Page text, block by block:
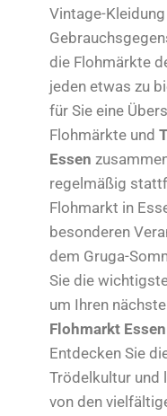
Vintage-
die Flohmärkte
jeden etwas zu
für Sie eine
Flohmärkte und
Essen
regelmäßig
Flohmarkt in
besonderen
dem Gruga-
Sie die
um Ihren
Flohmarkt Essen
Entdecken Sie
Trödelkultur und
von den